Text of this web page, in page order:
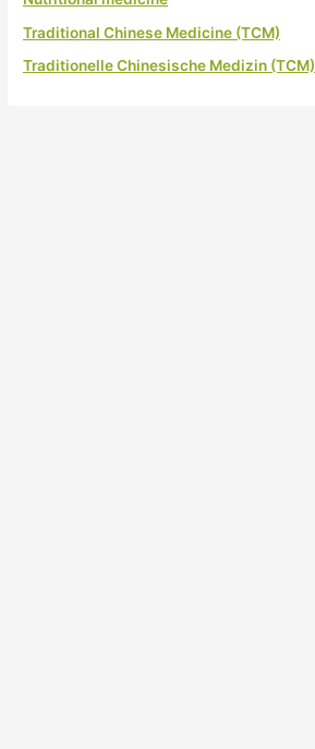
Traditional Chinese Medicine (TCM)
Traditionelle Chinesische Medizin (TCM)